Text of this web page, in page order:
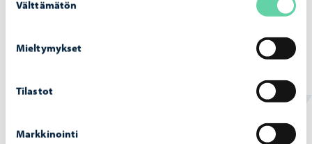
valinta
Välttämätön
Mieltymykset
Tilastot
Markkinointi
Ve­si­huol­to­työt Haik­koon­rin­ne 2 -​alueella